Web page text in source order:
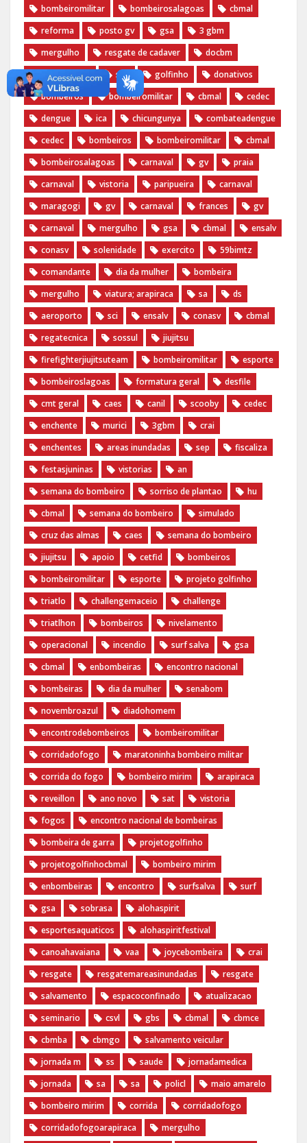
bombeiromilitar bombeirosalagoas
cbmal
reforma
posto gv gsa
3 gbm
mergulho
resgate de cadaver
docbm
documentos
stic golfinho
donativos
bombeiros
bombeiromilitar cbmal
cedec
dengue
ica chicungunya
combateadengue
cedec
bombeiros bombeiromilitar
cbmal
bombeirosalagoas
carnaval gv
praia
carnaval
vistoria paripueira
carnaval
maragogi
gv carnaval frances
gv
carnaval
mergulho gsa cbmal
ensalv
conasv
solenidade exercito
59bimtz
comandante
dia da mulher
bombeira
mergulho
viatura; arapiraca sa
ds
aeroporto
sci ensalv conasv
cbmal
regatecnica
sossul
jiujitsu
firefighterjiujitsuteam
bombeiromilitar
esporte
bombeiroslagoas
formatura geral
desfile
cmt geral
caes canil scooby
cedec
enchente
murici 3gbm
crai
enchentes
areas inundadas sep
fiscaliza
festasjuninas
vistorias
an
semana do bombeiro
sorriso de plantao
hu
cbmal
semana do bombeiro
simulado
cruz das almas
caes
semana do bombeiro
jiujitsu
apoio cetfid
bombeiros
bombeiromilitar
esporte
projeto golfinho
triatlo
challengemaceio
challenge
triatlhon
bombeiros
nivelamento
operacional
incendio surf salva
gsa
cbmal
enbombeiras
encontro nacional
bombeiras
dia da mulher
senabom
novembroazul
diadohomem
encontrodebombeiros
bombeiromilitar
corridadofogo
maratoninha bombeiro militar
corrida do fogo
bombeiro mirim
arapiraca
reveillon
ano novo sat
vistoria
fogos
encontro nacional de bombeiras
bombeira de garra
projetogolfinho
projetogolfinhocbmal
bombeiro mirim
enbombeiras
encontro surfsalva
surf
gsa
sobrasa
alohaspirit
esportesaquaticos
alohaspiritfestival
canoahavaiana
vaa joycebombeira
crai
resgate
resgatemareasinundadas
resgate
salvamento
espacoconfinado
atualizacao
seminario
csvl gbs cbmal
cbmce
cbmba
cbmgo
salvamento veicular
jornada m
ss saude
jornadamedica
jornada
sa sa policl
maio amarelo
bombeiro mirim
corrida
corridadofogo
corridadofogoarapiraca
mergulho